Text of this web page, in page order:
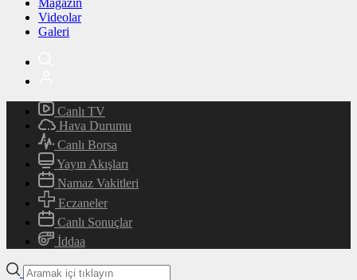
Magazin
Videolar
Galeri
Canlı TV
Hava Durumu
Canlı Borsa
Yayın Akışları
Namaz Vakitleri
Eczaneler
Canlı Sonuçlar
İddaa